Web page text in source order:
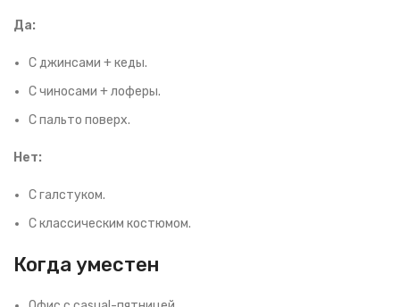
Да:
С джинсами + кеды.
С чиносами + лоферы.
С пальто поверх.
Нет:
С галстуком.
С классическим костюмом.
Когда уместен